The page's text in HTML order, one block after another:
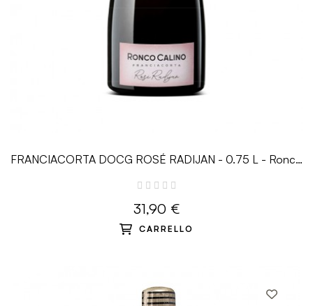
FRANCIACORTA DOCG ROSÉ RADIJAN - 0.75 L - Ronco
31,90 €
CARRELLO